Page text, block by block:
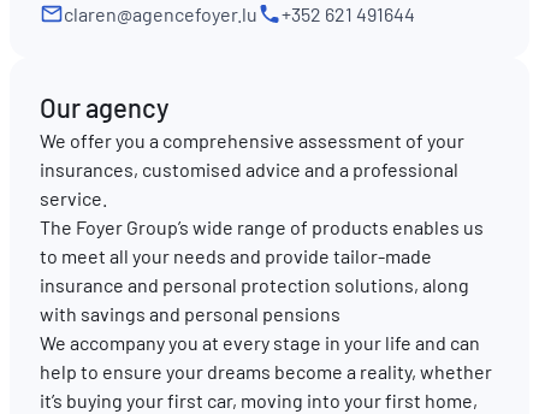
EN DE
claren@agencefoyer.lu
+352 621 491644
Our agency
We offer you a comprehensive assessment of your
insurances, customised advice and a professional
service.
The Foyer Group’s wide range of products enables us
to meet all your needs and provide tailor-made
insurance and personal protection solutions, along
with savings and personal pensions
We accompany you at every stage in your life and can
help to ensure your dreams become a reality, whether
it’s buying your first car, moving into your first home,